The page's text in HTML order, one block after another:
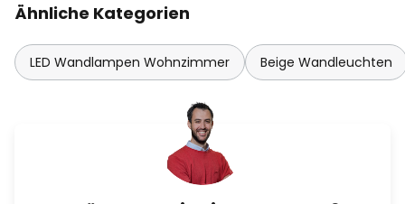
Ähnliche Kategorien
LED Wandlampen Wohnzimmer Beige Wandleuchten